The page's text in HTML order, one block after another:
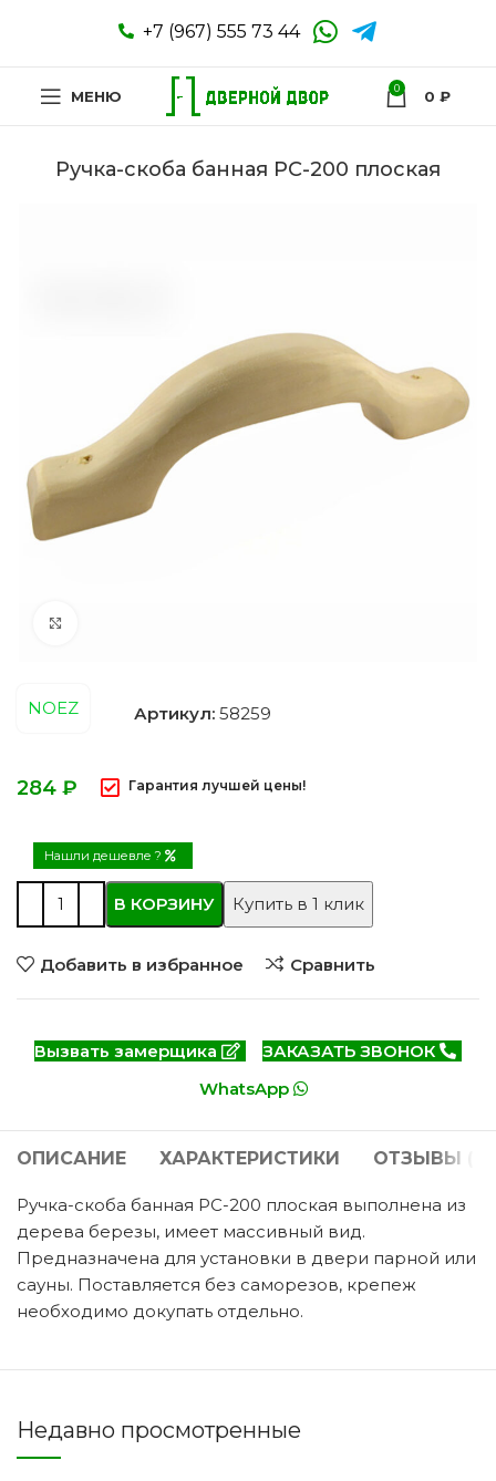
+7 (967) 555 73 44
МЕНЮ 0 0 ₽
Ручка-скоба банная РС-200 плоская
NOEZ Артикул: 58259
₽ Гарантия лучшей цены!
Нашли дешевле ?
В КОРЗИНУ Купить в 1 клик
Добавить в избранное Сравнить
Вызвать замерщика
ЗАКАЗАТЬ ЗВОНОК
WhatsApp
ОПИСАНИЕ ХАРАКТЕРИСТИКИ ОТЗЫВЫ (0)
Ручка-скоба банная РС-200 плоская выполнена из
дерева березы, имеет массивный вид.
Предназначена для установки в двери парной или
сауны. Поставляется без саморезов, крепеж
необходимо докупать отдельно.
Недавно просмотренные